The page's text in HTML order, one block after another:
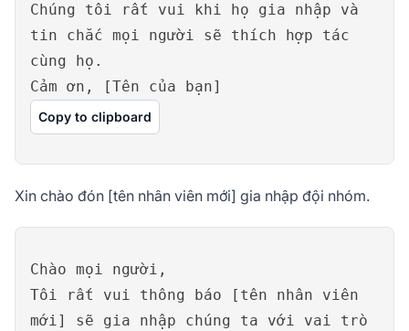
Chúng tôi rất vui khi họ gia nhập và
tin chắc mọi người sẽ thích hợp tác
cùng họ.
Cảm ơn, [Tên của bạn]
Copy to clipboard
Xin chào đón [tên nhân viên mới] gia nhập đội nhóm.
Chào mọi người,
Tôi rất vui thông báo [tên nhân viên
mới] sẽ gia nhập chúng ta với vai trò